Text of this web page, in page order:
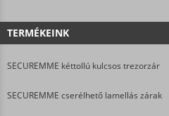
TERMÉKEINK
SECUREMME kéttollú kulcsos trezorzár
SECUREMME cserélhető lamellás zárak